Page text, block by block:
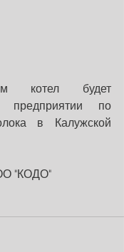
котел будет
предприятии по
в Калужской
"КОДО"